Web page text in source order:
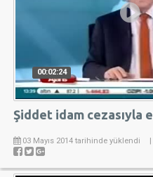
00:02:24
Şiddet idam cezasıyla
03 Mayıs 2014 tarihinde yüklendi |